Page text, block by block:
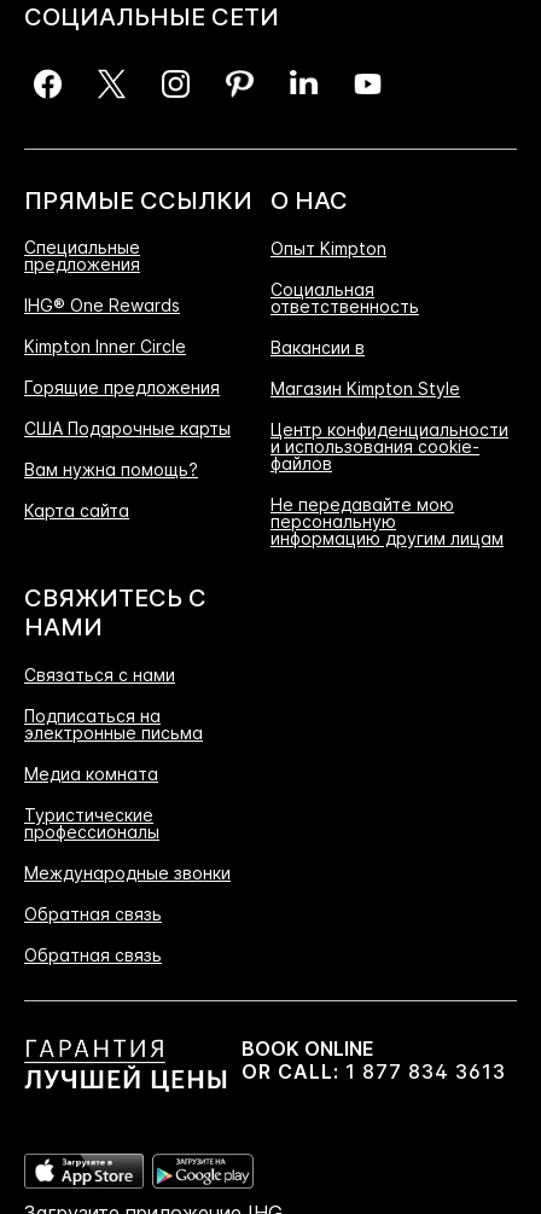
СОЦИАЛЬНЫЕ СЕТИ
ПРЯМЫЕ ССЫЛКИ
Специальные
предложения
IHG® One Rewards
Kimpton Inner Circle
Горящие предложения
США Подарочные карты
Вам нужна помощь?
Карта сайта
О НАС
Опыт Kimpton
Социальная
ответственность
Вакансии в
Магазин Kimpton Style
Центр конфиденциальности
и использования cookie-
файлов
Не передавайте мою
персональную
информацию другим лицам
СВЯЖИТЕСЬ С
НАМИ
Связаться с нами
Подписаться на
электронные письма
Медиа комната
Туристические
профессионалы
Международные звонки
Обратная связь
Обратная связь
BOOK ONLINE
OR CALL: 1 877 834 3613